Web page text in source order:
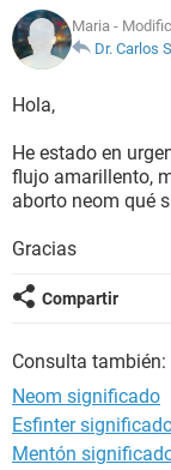
NUTRICIÓN
BIENESTAR
SEXUALIDAD
Maria -
Dr. Carlos
Hola,
He estado en
flujo amarillento,
aborto neom qué
Gracias
Compartir
Consulta también:
Neom significado
Esfinter
Mentón